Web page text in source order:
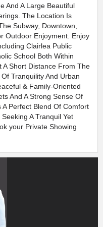
And A Large Beautiful
The Location Is
Subway, Downtown,
Outdoor Enjoyment. Enjoy
Clairlea Public
School Both Within
A Short Distance From The
Tranquility And Urban
& Family-Oriented
And A Strong Sense Of
Perfect Blend Of Comfort
A Tranquil Yet
your Private Showing